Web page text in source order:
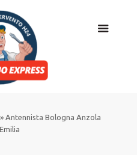
» Antennista Bologna Anzola